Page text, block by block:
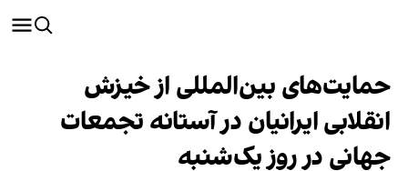
حمایت‌های بین‌المللی از خیزش
انقلابی ایرانیان در آستانه تجمعات
جهانی در روز یک‌شنبه